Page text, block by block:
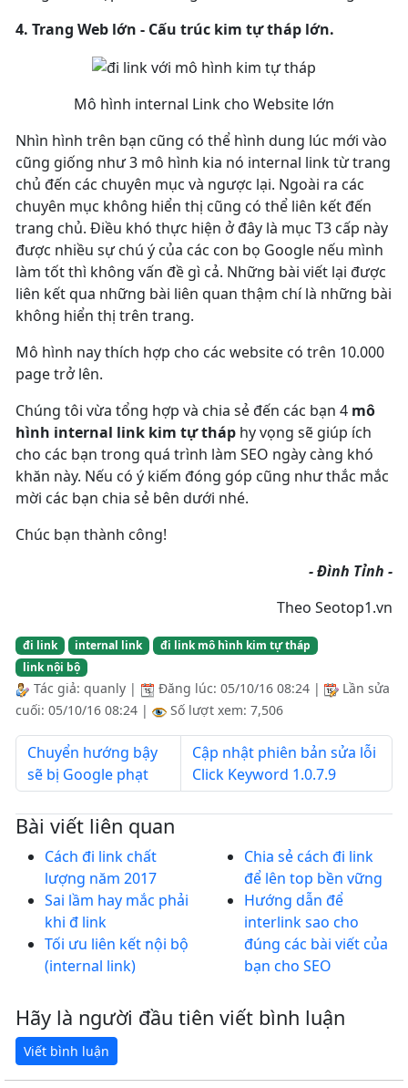
4. Trang Web lớn - Cấu trúc kim tự tháp lớn.
Mô hình internal Link cho Website lớn
Nhìn hình trên bạn cũng có thể hình dung lúc mới vào
cũng giống như 3 mô hình kia nó internal link từ trang
chủ đến các chuyên mục và ngược lại. Ngoài ra các
chuyên mục không hiển thị cũng có thể liên kết đến
trang chủ. Điều khó thực hiện ở đây là mục T3 cấp này
được nhiều sự chú ý của các con bọ Google nếu mình
làm tốt thì không vấn đề gì cả. Những bài viết lại được
liên kết qua những bài liên quan thậm chí là những bài
không hiển thị trên trang.
Mô hình nay thích hợp cho các website có trên 10.000
page trở lên.
Chúng tôi vừa tổng hợp và chia sẻ đến các bạn 4 mô
hình internal link kim tự tháp hy vọng sẽ giúp ích
cho các bạn trong quá trình làm SEO ngày càng khó
khăn này. Nếu có ý kiếm đóng góp cũng như thắc mắc
mời các bạn chia sẻ bên dưới nhé.
Chúc bạn thành công!
- Đình Tỉnh -
Theo Seotop1.vn
đi link internal link
đi link mô hình kim tự tháp
link nội bộ
Tác giả: quanly | Đăng lúc: 05/10/16 08:24 |
Lần sửa
cuối: 05/10/16 08:24 | Số lượt xem: 7,506
Chuyển hướng bậy
sẽ bị Google phạt
Cập nhật phiên bản sửa lỗi
Click Keyword 1.0.7.9
Bài viết liên quan
Cách đi link chất
lượng năm 2017
Sai lầm hay mắc phải
khi đ link
Tối ưu liên kết nội bộ
(internal link)
Chia sẻ cách đi link
để lên top bền vững
Hướng dẫn để
interlink sao cho
đúng các bài viết của
bạn cho SEO
Hãy là người đầu tiên viết bình luận